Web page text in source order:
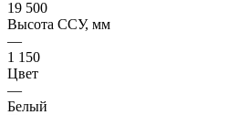
19 500
Высота ССУ, мм
—
1 150
Цвет
—
Белый